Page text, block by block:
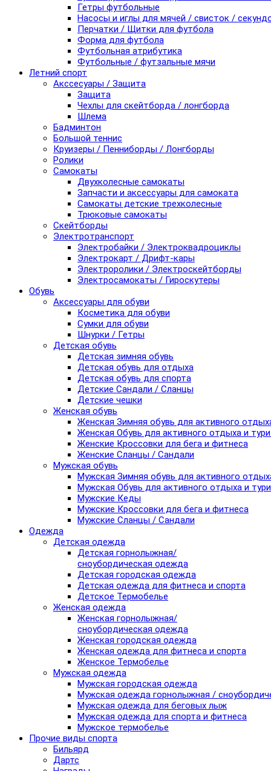
Гетры футбольные
Насосы и иглы для мячей / свисток /
Перчатки / Щитки для футбола
Форма для футбола
Футбольная атрибутика
Футбольные / футзальные мячи
Летний спорт
Акссесуары / Защита
Защита
Чехлы для скейтборда / лонгборда
Шлема
Бадминтон
Большой теннис
Круизеры / Пенниборды / Лонгборды
Ролики
Самокаты
Двухколесные самокаты
Запчасти и аксессуары для самоката
Самокаты детские трехколесные
Трюковые самокаты
Скейтборды
Электротранспорт
Электробайки / Электроквадроциклы
Электрокарт / Дрифт-кары
Электроролики / Электроскейтборды
Электросамокаты / Гироскутеры
Обувь
Аксессуары для обуви
Косметика для обуви
Сумки для обуви
Шнурки / Гетры
Детская обувь
Детская зимняя обувь
Детская обувь для отдыха
Детская обувь для спорта
Детские Сандали / Сланцы
Детские чешки
Женская обувь
Женская Зимняя обувь для активного
Женская Обувь для активного отдыха и
Женские Кроссовки для бега и фитнеса
Женские Сланцы / Сандали
Мужская обувь
Мужская Зимняя обувь для активного
Мужская Обувь для активного отдыха и
Мужские Кеды
Мужские Кроссовки для бега и фитнеса
Мужские Сланцы / Сандали
Одежда
Детская одежда
Детская горнолыжная/
сноубордическая одежда
Детская городская одежда
Детская одежда для фитнеса и спорта
Детское Термобелье
Женская одежда
Женская горнолыжная/
сноубордическая одежда
Женская городская одежда
Женская одежда для фитнеса и спорта
Женское Термобелье
Мужская одежда
Мужская городская одежда
Мужская одежда горнолыжная /
Мужская одежда для беговых лыж
Мужская одежда для спорта и фитнеса
Мужское термобелье
Прочие виды спорта
Бильярд
Дартс